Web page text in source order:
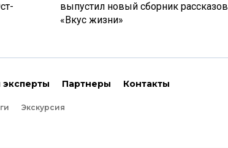
выпустил новый сборник рассказов
«Вкус жизни»
Партнеры Контакты
Экскурсия